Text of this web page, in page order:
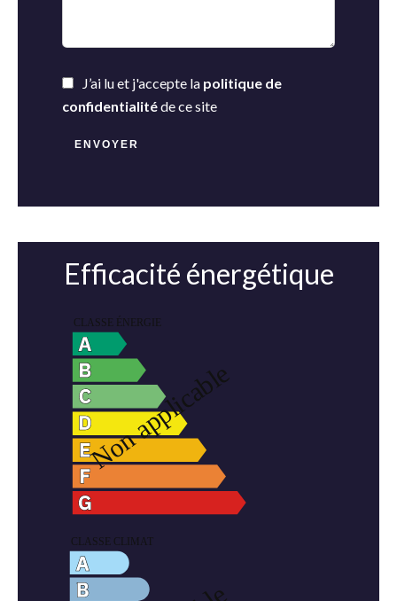
J’ai lu et j'accepte la politique de
confidentialitéde ce site
ENVOYER
Efficacité énergétique